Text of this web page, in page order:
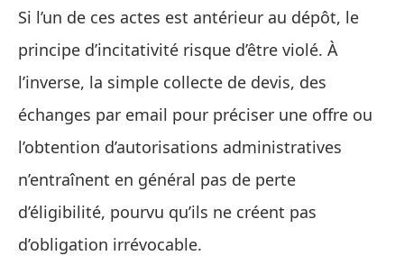
Si l’un de ces actes est antérieur au dépôt, le
principe d’incitativité risque d’être violé. À
l’inverse, la simple collecte de devis, des
échanges par email pour préciser une offre ou
l’obtention d’autorisations administratives
n’entraînent en général pas de perte
d’éligibilité, pourvu qu’ils ne créent pas
d’obligation irrévocable.